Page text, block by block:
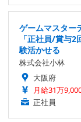
ゲームマスター
「正社員/賞与
験活かせる
株式会社小林
大阪府
月給31万
正社員